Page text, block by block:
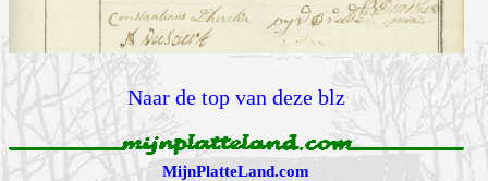
Naar de top van deze blz
MijnPlatteLand.com